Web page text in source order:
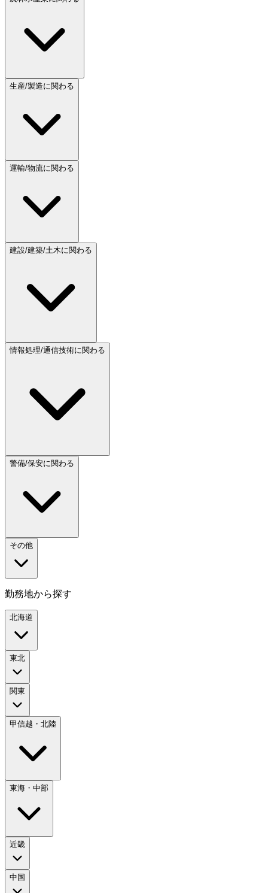
生産/製造に関わる
運輸/物流に関わる
建設/建築/土木に関わる
情報処理/通信技術に関わる
警備/保安に関わる
その他
勤務地から探す
北海道
東北
関東
甲信越・北陸
東海・中部
近畿
中国